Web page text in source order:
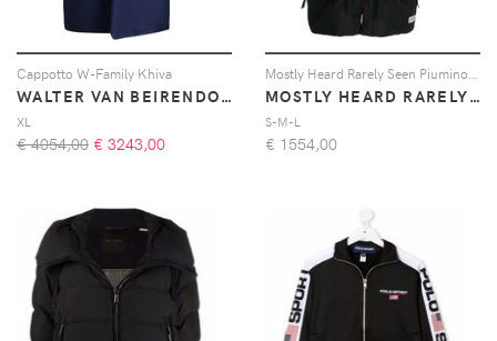
Cappotto W-Family Khiva
WALTER VAN BEIRENDONCK PRE-OWNED
XL
€ 4054,00 € 3243,00
MOSTLY HEARD RARELY SEEN
S-M-L
€ 1554,00